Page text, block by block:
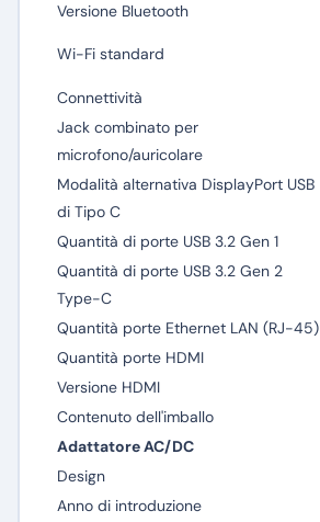
Versione Bluetooth
Wi-Fi standard
Connettività
Jack combinato per
microfono/auricolare
Modalità alternativa DisplayPort USB
di Tipo C
Quantità di porte USB 3.2 Gen 1
Quantità di porte USB 3.2 Gen 2
Type-C
Quantità porte Ethernet LAN (RJ-45)
Quantità porte HDMI
Versione HDMI
Contenuto dell'imballo
Adattatore AC/DC
Design
Anno di introduzione